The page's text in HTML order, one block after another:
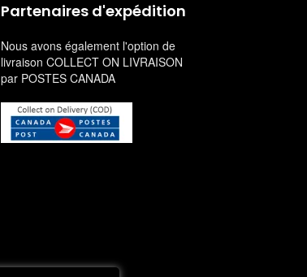
Partenaires d'expédition
Nous avons également l'option de
livraison COLLECT ON LIVRAISON
par POSTES CANADA